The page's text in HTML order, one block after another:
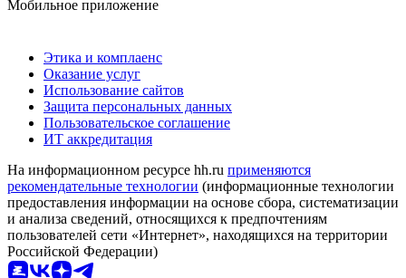
Мобильное приложение
Этика и комплаенс
Оказание услуг
Использование сайтов
Защита персональных данных
Пользовательское соглашение
ИТ аккредитация
На информационном ресурсе hh.ru применяются
рекомендательные технологии (информационные технологии
предоставления информации на основе сбора, систематизации
и анализа сведений, относящихся к предпочтениям
пользователей сети «Интернет», находящихся на территории
Российской Федерации)